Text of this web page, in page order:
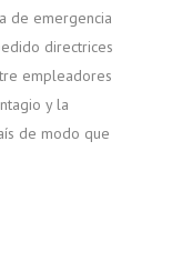
de emergencia
directrices
empleadores
y la
de modo que